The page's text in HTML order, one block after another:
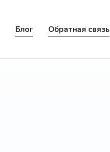
Блог Обратная связь